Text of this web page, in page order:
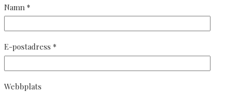
Namn *
E-postadress *
Webbplats